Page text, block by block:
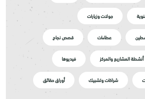
جولات وزيارات
عطاءات قصص نجاح
أنشطة المشاريع والمركز فيديوها
شراكات وتشبيك أوراق حقائق